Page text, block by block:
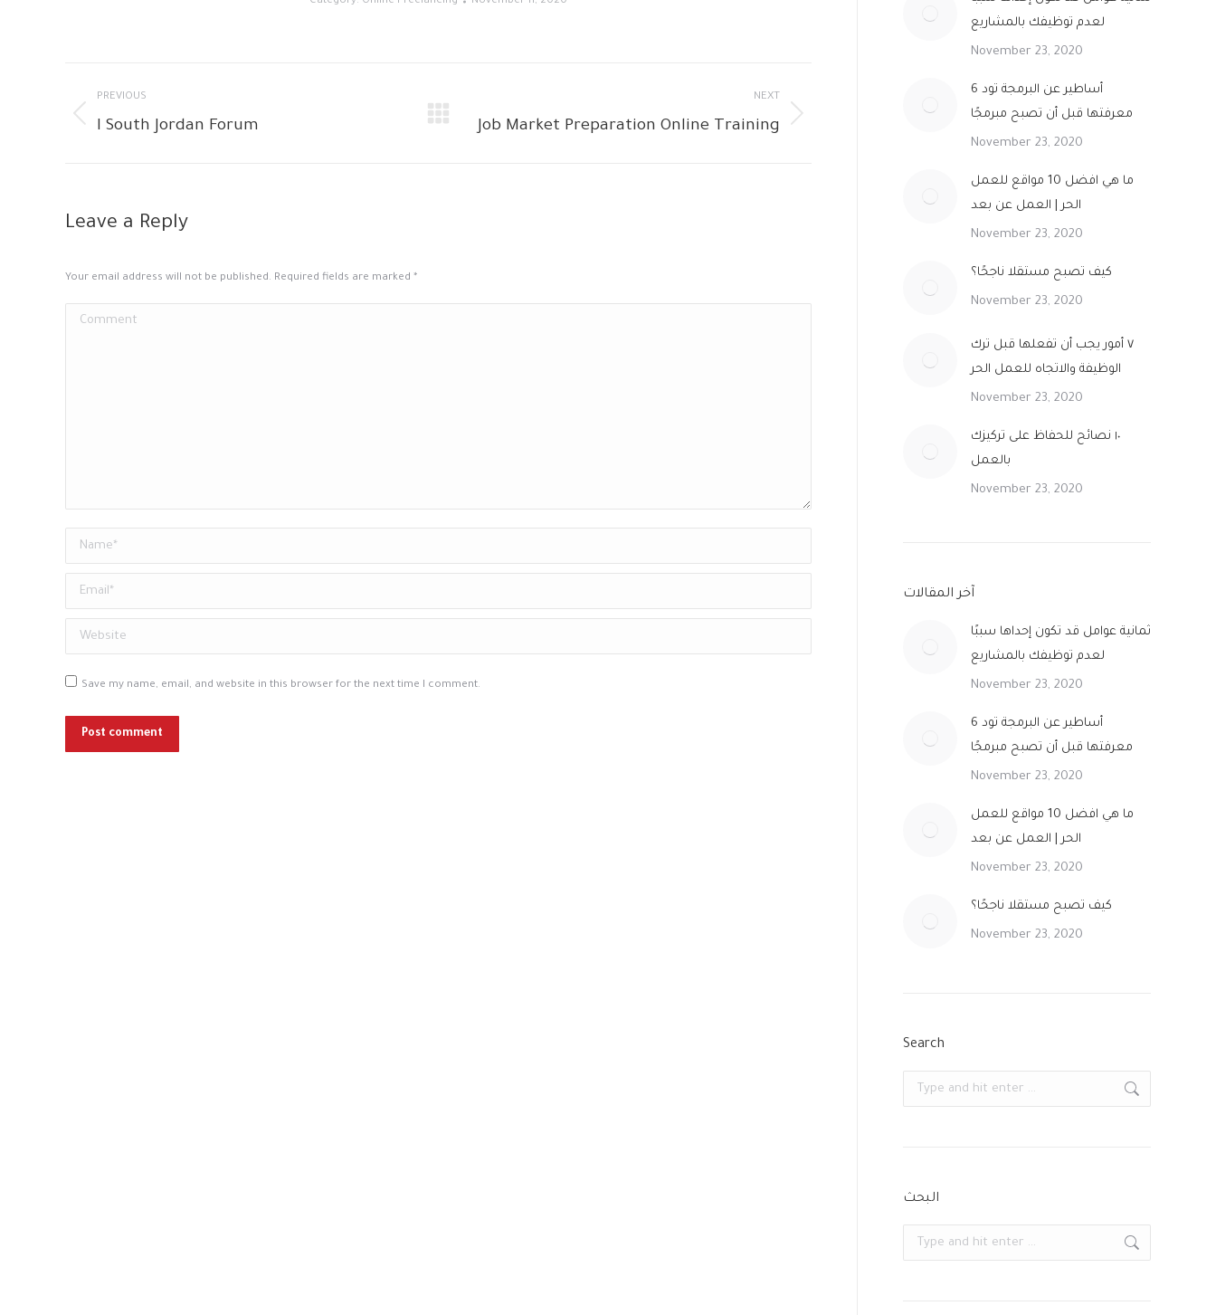
navigation
PREVIOUS
Previous
I South Jordan Forum
NEXT
Next
Job Market Preparation Online Training
Leave a Reply
Your email address will not be published. Required fields are marked *
Comment
Name *
Email *
Website
Save my name, email, and website in this browser for the next time I comment.
Post comment
لعدم توظيفك بالمشاريع
November 23, 2020
6 أساطير عن البرمجة تود
معرفتها قبل أن تصبح مبرمجًا
November 23, 2020
ما هي افضل 10 مواقع للعمل
الحر | العمل عن بعد
November 23, 2020
كيف تصبح مستقلا ناجحًا؟
November 23, 2020
٧ أمور يجب أن تفعلها قبل ترك
الوظيفة والاتجاه للعمل الحر
November 23, 2020
١٠ نصائح للحفاظ على تركيزك
بالعمل
November 23, 2020
آخر المقالات
ثمانية عوامل قد تكون إحداها سببًا
لعدم توظيفك بالمشاريع
November 23, 2020
6 أساطير عن البرمجة تود
معرفتها قبل أن تصبح مبرمجًا
November 23, 2020
ما هي افضل 10 مواقع للعمل
الحر | العمل عن بعد
November 23, 2020
كيف تصبح مستقلا ناجحًا؟
November 23, 2020
Search
Search:
البحث
Search: